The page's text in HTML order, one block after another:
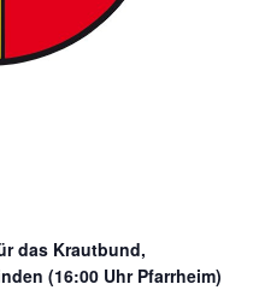
das Krautbund,
(16:00 Uhr Pfarrheim)